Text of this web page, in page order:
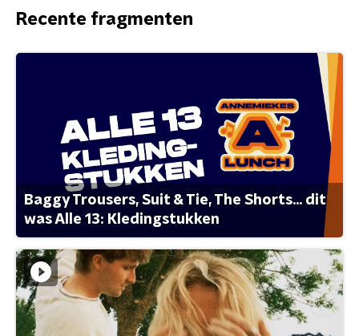
Recente fragmenten
Baggy Trousers, Suit & Tie, The Shorts... dit
was Alle 13: Kledingstukken